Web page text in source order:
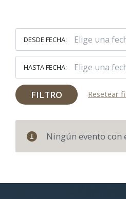
R
S
DESDE FECHA:
HASTA FECHA:
FILTRO Resetear
Ningún evento con